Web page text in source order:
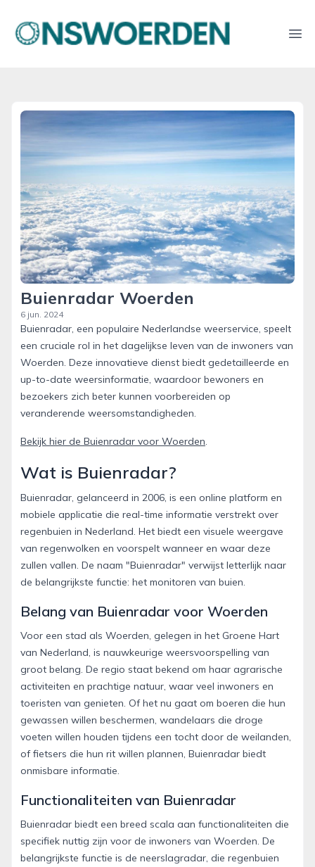
onswoerden.nl
Buienradar Woerden
6 jun. 2024
Buienradar, een populaire Nederlandse weerservice, speelt
een cruciale rol in het dagelijkse leven van de inwoners van
Woerden. Deze innovatieve dienst biedt gedetailleerde en
up-to-date weersinformatie, waardoor bewoners en
bezoekers zich beter kunnen voorbereiden op
veranderende weersomstandigheden.
Bekijk hier de Buienradar voor Woerden
Wat is Buienradar?
Buienradar, gelanceerd in 2006, is een online platform en
mobiele applicatie die real-time informatie verstrekt over
regenbuien in Nederland. Het biedt een visuele weergave
van regenwolken en voorspelt wanneer en waar deze
zullen vallen. De naam "Buienradar" verwijst letterlijk naar
de belangrijkste functie: het monitoren van buien.
Belang van Buienradar voor Woerden
Voor een stad als Woerden, gelegen in het Groene Hart
van Nederland, is nauwkeurige weersvoorspelling van
groot belang. De regio staat bekend om haar agrarische
activiteiten en prachtige natuur, waar veel inwoners en
toeristen van genieten. Of het nu gaat om boeren die hun
gewassen willen beschermen, wandelaars die droge
voeten willen houden tijdens een tocht door de weilanden,
of fietsers die hun rit willen plannen, Buienradar biedt
onmisbare informatie.
Functionaliteiten van Buienradar
Buienradar biedt een breed scala aan functionaliteiten die
specifiek nuttig zijn voor de inwoners van Woerden. De
belangrijkste functie is de neerslagradar, die regenbuien